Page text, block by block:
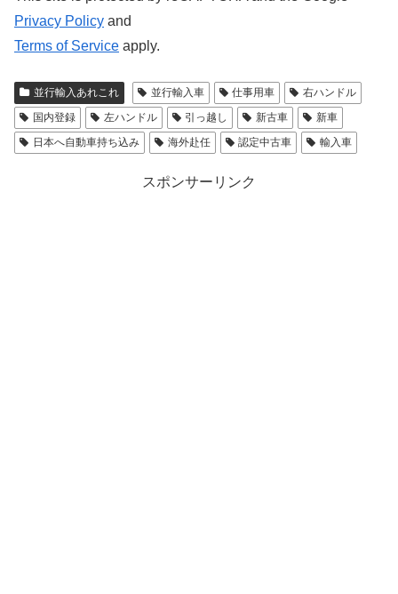
Privacy Policy and
Terms of Service apply.
並行輸入あれこれ 並行輸入車 仕事用車
右ハンドル
国内登録
左ハンドル 引っ越し 新古車
新車
日本へ自動車持ち込み
海外赴任 認定中古車 輸入車
スポンサーリンク